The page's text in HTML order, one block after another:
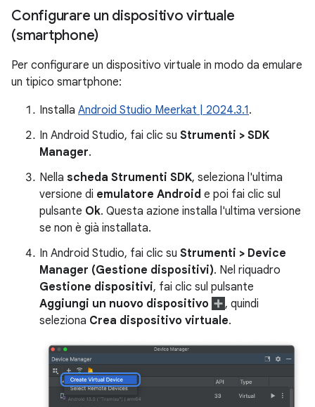
Configurare un dispositivo virtuale
(smartphone)
Per configurare un dispositivo virtuale in modo da emulare
un tipico smartphone:
Installa Android Studio Meerkat | 2024.3.1.
In Android Studio, fai clic su Strumenti > SDK
Manager.
Nella scheda Strumenti SDK, seleziona l'ultima
versione di emulatore Android e poi fai clic sul
pulsante Ok. Questa azione installa l'ultima versione
se non è già installata.
In Android Studio, fai clic su Strumenti > Device
Manager (Gestione dispositivi). Nel riquadro
Gestione dispositivi, fai clic sul pulsante
Aggiungi un nuovo dispositivo
, quindi
seleziona Crea dispositivo virtuale.